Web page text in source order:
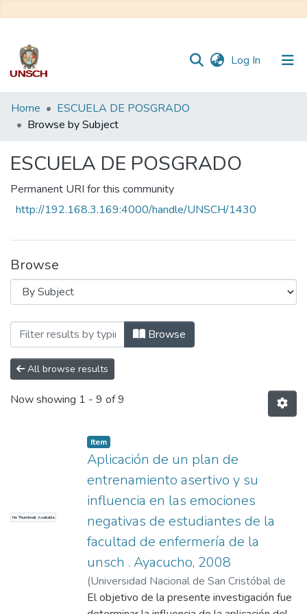
Log In (current)
Communities
&
All of DSpace
Home
ESCUELA DE POSGRADO
Browse by Subject
ESCUELA DE POSGRADO
Permanent URI for this community
http://192.168.3.169:4000/handle/UNSCH/1430
Browse
Browsing ESCUELA DE POSGRADO by
Browse
All browse results
Now showing 1 - 9 of 9
No Thumbnail Available
Item
Aplicación de un plan de
entrenamiento asertivo y su
influencia en las emociones
negativas de estudiantes de la
facultad de enfermería de la
unsch . Ayacucho, 2008
(Universidad Nacional de San Cristóbal de
Huamanga ,2010)Saavedra Silvera, Erika
El objetivo de la presente investigación fue